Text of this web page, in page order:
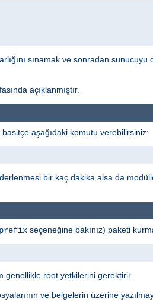
sınamak ve sonradan
açıklanmıştır.
aşağıdaki komutu verebilirsiniz:
bir kaç dakika alsa da
seçeneğine bakınız) paketi
genellikle root yetkilerini gerektirir.
ve belgelerin üzerine